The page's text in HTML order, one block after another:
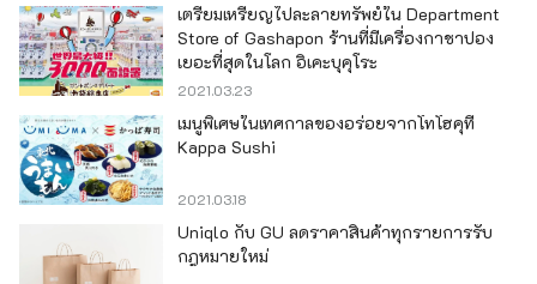
เตรียมเหรียญไปละลายทรัพย์ใน Department
Store of Gashapon ร้านที่มีเครื่องกาชาปอง
เยอะที่สุดในโลก อิเคะบุคุโระ
2021.03.23
เมนูพิเศษในเทศกาลของอร่อยจากโทโฮคุที่
Kappa Sushi
2021.03.18
Uniqlo กับ GU ลดราคาสินค้าทุกรายการรับ
กฎหมายใหม่